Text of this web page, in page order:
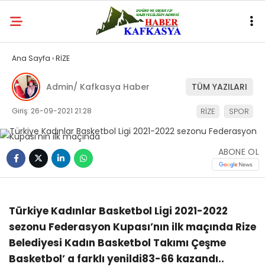
Ana Sayfa ›RİZE
Admin/ Kafkasya Haber TÜM YAZILARI
Giriş: 26-09-2021 21:28 RİZE SPOR
ABONE OL
Türkiye Kadınlar Basketbol Ligi 2021-2022
sezonu Federasyon Kupası’nın ilk maçında Rize
Belediyesi Kadın Basketbol Takımı Çeşme
Basketbol’ a farklı yenildi83-66 kazandı..